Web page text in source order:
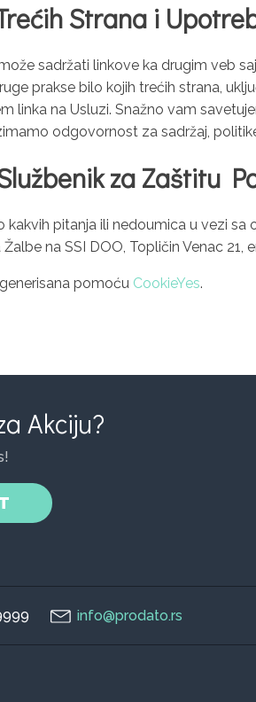
Strana i
sadržati linkove ka drugim veb
prakse bilo kojih trećih strana,
linka na Usluzi. Snažno vam
odgovornost za sadržaj,
za Zaštitu
kakvih pitanja ili nedoumica u vezi
Žalbe na SSI DOO, Topličin Venac
pomoću CookieYes.
Akciju?
info@prodato.rs